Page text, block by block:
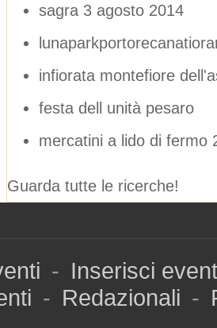
sagra 3 agosto 2014
infiorata montefiore
festa dell unità pesaro
mercatini a lido di fermo
Guarda tutte le ricerche!
- Inserisci
- Redazionali -